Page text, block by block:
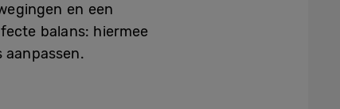
en een
balans: hiermee